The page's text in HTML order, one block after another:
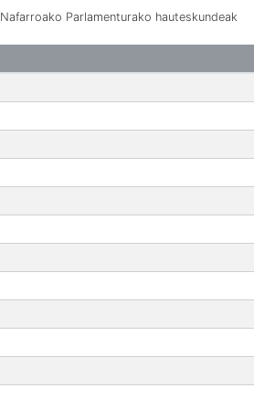
Nafarroako Parlamenturako hauteskundeak